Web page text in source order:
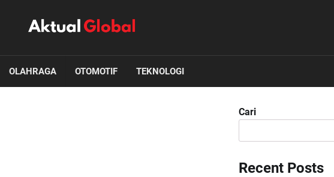
OLAHRAGA OTOMOTIF TEKNOLOGI
Cari
Recent Posts